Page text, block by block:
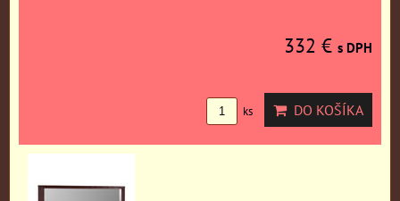
332 € s DPH
ks DO KOŠÍKA